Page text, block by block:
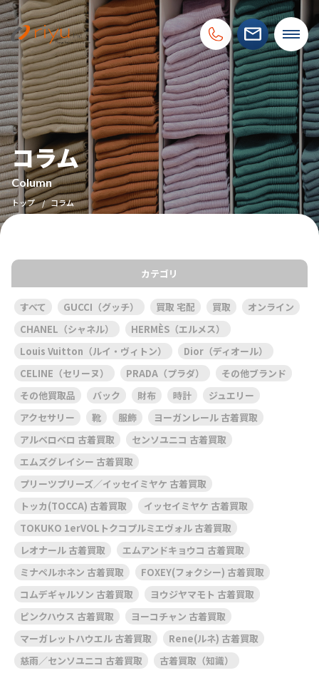
コラム
Column
トップ コラム
カテゴリ
すべて GUCCI（グッチ） 買取 宅配 買取
オンライン
CHANEL（シャネル）
HERMÈS（エルメス）
Louis Vuitton（ルイ・ヴィトン）
Dior（ディオール）
CELINE（セリーヌ）
PRADA（プラダ）
その他ブランド
その他買取品
バック 財布 時計
ジュエリー
アクセサリー
靴 服飾
ヨーガンレール 古着買取
アルベロベロ 古着買取
センソユニコ 古着買取
エムズグレイシー 古着買取
プリーツプリーズ／イッセイミヤケ 古着買取
トッカ(TOCCA) 古着買取
イッセイミヤケ 古着買取
TOKUKO 1erVOLトクコプルミエヴォル 古着買取
レオナール 古着買取
エムアンドキョウコ 古着買取
ミナペルホネン 古着買取
FOXEY(フォクシー) 古着買取
コムデギャルソン 古着買取
ヨウジヤマモト 古着買取
ピンクハウス 古着買取
ヨーコチャン 古着買取
マーガレットハウエル 古着買取
Rene(ルネ) 古着買取
慈雨／センソユニコ 古着買取
古着買取（知識）